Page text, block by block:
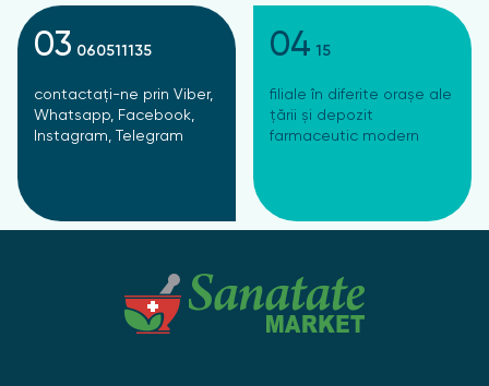
03 060511135
contactați-ne prin Viber,
Whatsapp, Facebook,
Instagram, Telegram
04 15
filiale în diferite orașe ale
țării și depozit
farmaceutic modern